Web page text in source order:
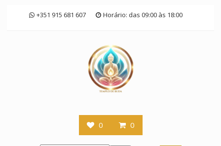
+351 915 681 607 Horário: das 09:00 às 18:00
0 0